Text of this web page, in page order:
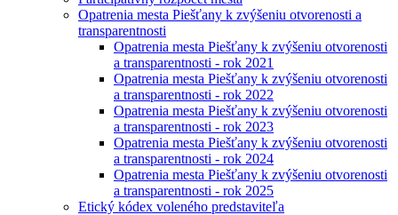
Opatrenia mesta Piešťany k zvýšeniu otvorenosti a
transparentnosti
Opatrenia mesta Piešťany k zvýšeniu otvorenosti
a transparentnosti - rok 2021
Opatrenia mesta Piešťany k zvýšeniu otvorenosti
a transparentnosti - rok 2022
Opatrenia mesta Piešťany k zvýšeniu otvorenosti
a transparentnosti - rok 2023
Opatrenia mesta Piešťany k zvýšeniu otvorenosti
a transparentnosti - rok 2024
Opatrenia mesta Piešťany k zvýšeniu otvorenosti
a transparentnosti - rok 2025
Etický kódex voleného predstaviteľa